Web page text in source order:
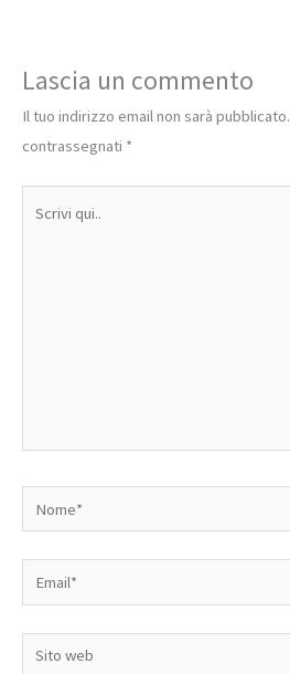
Lascia un commento
Il tuo indirizzo email non sarà pubblicato.
contrassegnati *
Sito